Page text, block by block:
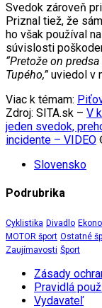
Svedok zároveň
Priznal tiež, že
ho však používal
súvislosti
“Pretože on
Tupého,”uviedol v
Viac k témam:
Zdroj: SITA.sk – V
jeden svedok,
incidente – VIDEO
Slovensko
Podrubrika
Cyklistika Divadlo
MOTOR šport Ostatné
Zaujímavosti Šport
Zásady
Pravidlá
Vydavateľ